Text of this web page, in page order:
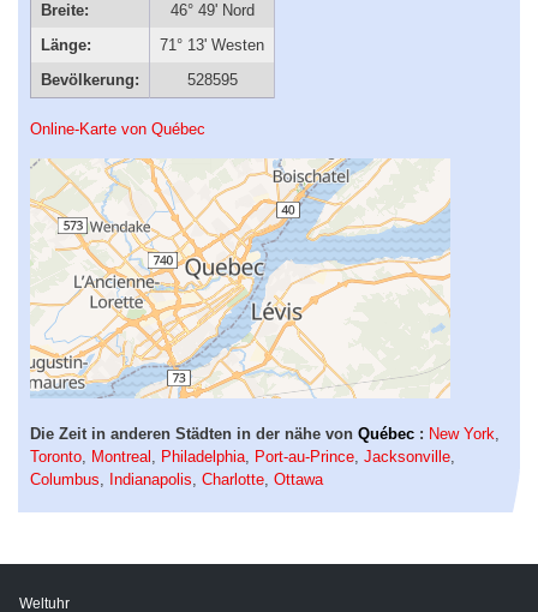
Breite:
46° 49' Nord
Länge:
71° 13' Westen
Bevölkerung:
528595
Online-Karte von Québec
Die Zeit in anderen Städten in der nähe von Québec : New York,
Toronto, Montreal , Philadelphia, Port-au-Prince, Jacksonville,
Columbus, Indianapolis, Charlotte, Ottawa
Weltuhr